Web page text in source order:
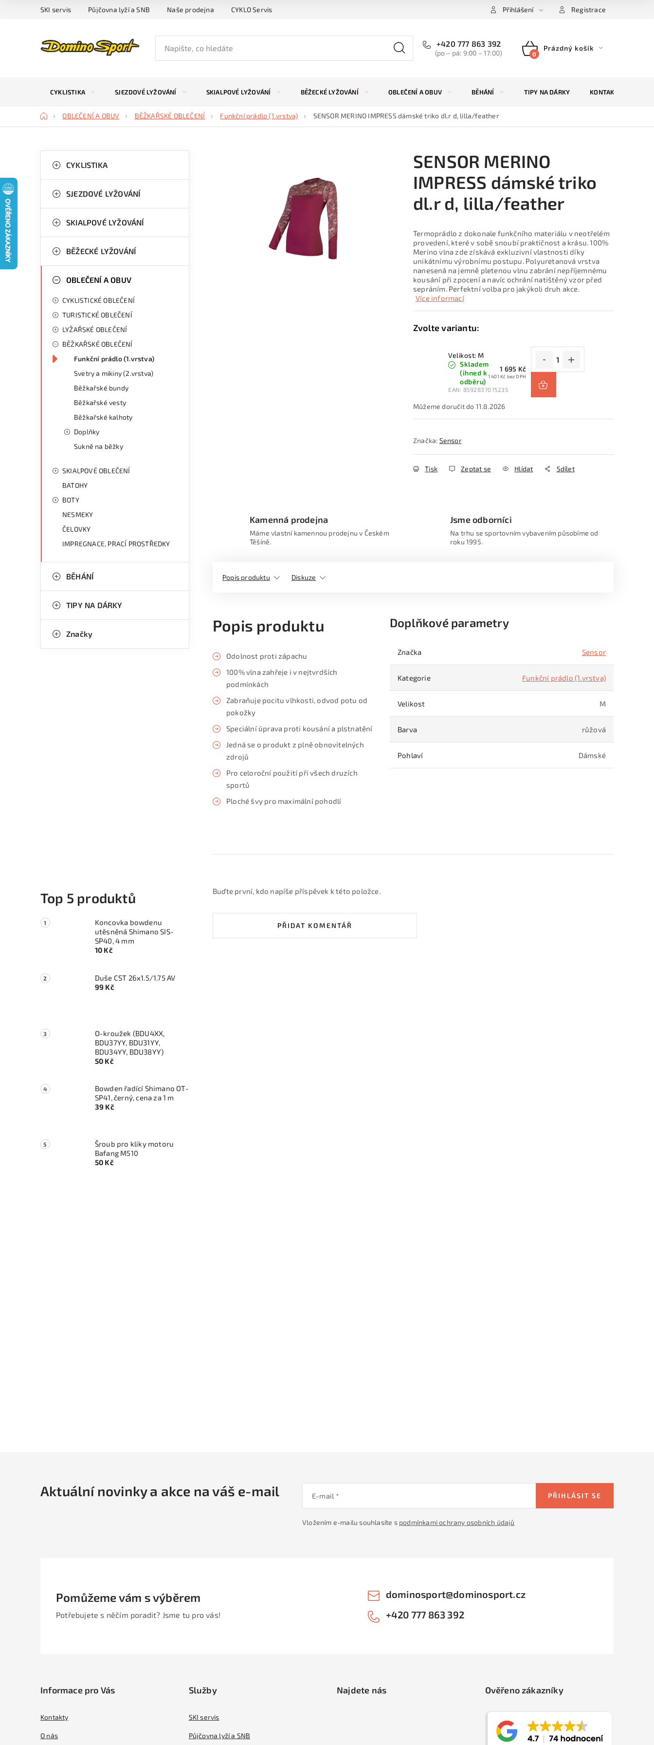
SKI servis Půjčovna lyží a SNB Naše prodejna CYKLO Servis Přihlášení Registrace
+420 777 863 392
(po – pá: 9:00 – 17:00)
NÁKUPNÍ
Prázdný košík
CYKLISTIKA SJEZDOVÉ LYŽOVÁNÍ SKIALPOVÉ LYŽOVÁNÍ BĚŽECKÉ LYŽOVÁNÍ OBLEČENÍ A OBUV BĚHÁNÍ TIPY NA DÁRKY KONTAKTY
DomůOBLEČENÍ A OBUV BĚŽKAŘSKÉ OBLEČENÍ Funkční prádlo (1.vrstva) SENSOR MERINO IMPRESS dámské triko dl.r d, lilla/feather
o
t
r
n
kategorie
e
o
i
CYKLISTIKA
SJEZDOVÉ LYŽOVÁNÍ
SKIALPOVÉ LYŽOVÁNÍ
BĚŽECKÉ LYŽOVÁNÍ
OBLEČENÍ A OBUV
CYKLISTICKÉ OBLEČENÍ
TURISTICKÉ OBLEČENÍ
LYŽAŘSKÉ OBLEČENÍ
BĚŽKAŘSKÉ OBLEČENÍ
Funkční prádlo (1.vrstva)
Svetry a mikiny (2.vrstva)
Běžkařské bundy
Běžkařské vesty
Běžkařské kalhoty
Doplňky
Sukně na běžky
SKIALPOVÉ OBLEČENÍ
BATOHY
BOTY
NESMEKY
ČELOVKY
IMPREGNACE, PRACÍ PROSTŘEDKY
BĚHÁNÍ
TIPY NA DÁRKY
Značky
Top 5 produktů
Koncovka bowdenu
utěsněná Shimano SIS-
SP40, 4 mm
10 Kč
Duše CST 26x1.5/1.75 AV
99 Kč
O-kroužek (BDU4XX,
BDU37YY, BDU31YY,
BDU34YY, BDU38YY)
50 Kč
Bowden řadící Shimano OT-
SP41, černý, cena za 1 m
39 Kč
Šroub pro kliky motoru
Bafang M510
50 Kč
SENSOR MERINO
IMPRESS dámské triko
dl.r d, lilla/feather
Termoprádlo z dokonale funkčního materiálu v neotřelém
provedení, které v sobě snoubí praktičnost a krásu. 100%
Merino vlna zde získává exkluzivní vlastnosti díky
unikátnímu výrobnímu postupu. Polyuretanová vrstva
nanesená na jemně pletenou vlnu zabrání nepříjemnému
kousání při zpocení a navíc ochrání natištěný vzor před
sepráním. Perfektní volba pro jakýkoli druh akce.
Více informací
Velikost: M
Skladem
(ihned k
odběru)
EAN: 8592837075235
1 695 Kč
1 401 Kč bez DPH
11.8.2026
Značka: Sensor
Tisk Zeptat se Hlídat Sdílet
Kamenná prodejna
Máme vlastní kamennou prodejnu v Českém
Těšíně.
Jsme odborníci
Na trhu se sportovním vybavením působíme od
roku 1995.
Popis produktu Diskuze
Popis produktu
Odolnost proti zápachu
100% vlna zahřeje i v nejtvrdších
podmínkách
Zabraňuje pocitu vlhkosti, odvod potu od
pokožky
Speciální úprava proti kousání a plstnatění
Jedná se o produkt z plně obnovitelných
zdrojů
Pro celoroční použití při všech druzích
sportů
Ploché švy pro maximální pohodlí
Doplňkové parametry
Značka Sensor
Kategorie Funkční prádlo (1.vrstva)
Velikost M
Barva růžová
Pohlaví Dámské
Buďte první, kdo napíše příspěvek k této položce.
PŘIDAT KOMENTÁŘ
Aktuální novinky a akce na váš e-mail E-mail
Vložením e-mailu souhlasíte s podmínkami ochrany osobních údajů
PŘIHLÁSIT SE
Pomůžeme vám s výběrem
Potřebujete s něčím poradit? Jsme tu pro vás!
dominosport@dominosport.cz
+420 777 863 392
Informace pro Vás
Kontakty
O nás
Služby
SKI servis
Půjčovna lyží a SNB
Najdete nás Ověřeno zákazníky